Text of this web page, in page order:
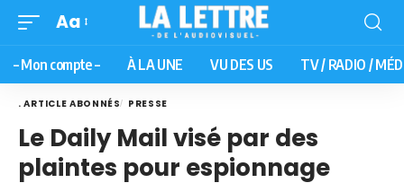
Aa
– Mon compte – À LA UNE VU DES US TV / RADIO /
. ARTICLE ABONNÉS PRESSE
Le Daily Mail visé par des
plaintes pour espionnage